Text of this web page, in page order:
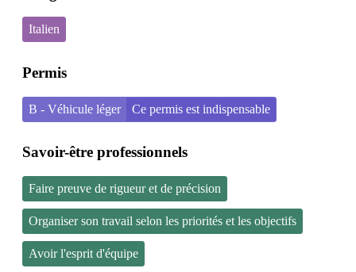
Italien
Permis
B - Véhicule léger Ce permis est indispensable
Savoir-être professionnels
Faire preuve de rigueur et de précision
Organiser son travail selon les priorités et les objectifs
Avoir l'esprit d'équipe